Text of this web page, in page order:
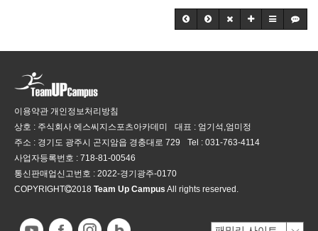
이용약관 개인정보처리방침
상호 : 주식회사 에스씨지스포츠아카데미
대표 : 엄기석,엄미정
주소 : 경기도 광주시 곤지암읍 경충대로 729
Tel : 031-763-4114
사업자등록번호 : 718-81-00546
통신판매업신고번호 : 2022-경기광주-0170
COPYRIGHT
2018 Team Up Campus All rights reserved.